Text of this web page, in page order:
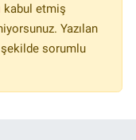
kabul etmiş
Yazılan
sorumlu